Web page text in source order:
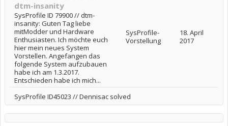
dtm-insanity
SysProfile ID 79900 // dtm-
insanity: Guten Tag liebe
mitModder und Hardware
Enthusiasten. Ich möchte euch
hier mein neues System
Vorstellen. Angefangen das
folgende System aufzubauen
habe ich am 1.3.2017.
Entschieden habe ich mich...
SysProfile-
Vorstellung
18. April
2017
SysProfile ID45023 // Dennisac solved